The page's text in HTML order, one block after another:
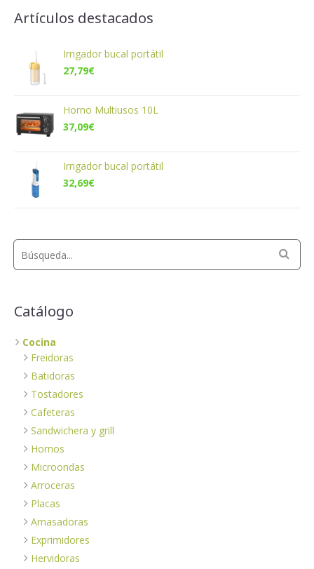
Artículos destacados
Irrigador bucal portátil
27,79€
Horno Multiusos 10L
37,09€
Irrigador bucal portátil
32,69€
Catálogo
Cocina
Freidoras
Batidoras
Tostadores
Cafeteras
Sandwichera y grill
Hornos
Microondas
Arroceras
Placas
Amasadoras
Exprimidores
Hervidoras